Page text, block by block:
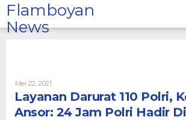
Lewati
ke
konten
Flamboyan
News
Mei 22, 2021
Bintang2345
Layanan Darurat 110 Polri,
Ansor: 24 Jam Polri Hadir